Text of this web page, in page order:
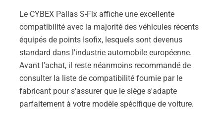
Le CYBEX Pallas S-Fix affiche une excellente
compatibilité avec la majorité des véhicules récents
équipés de points Isofix, lesquels sont devenus
standard dans l'industrie automobile européenne.
Avant l'achat, il reste néanmoins recommandé de
consulter la liste de compatibilité fournie par le
fabricant pour s'assurer que le siège s'adapte
parfaitement à votre modèle spécifique de voiture.